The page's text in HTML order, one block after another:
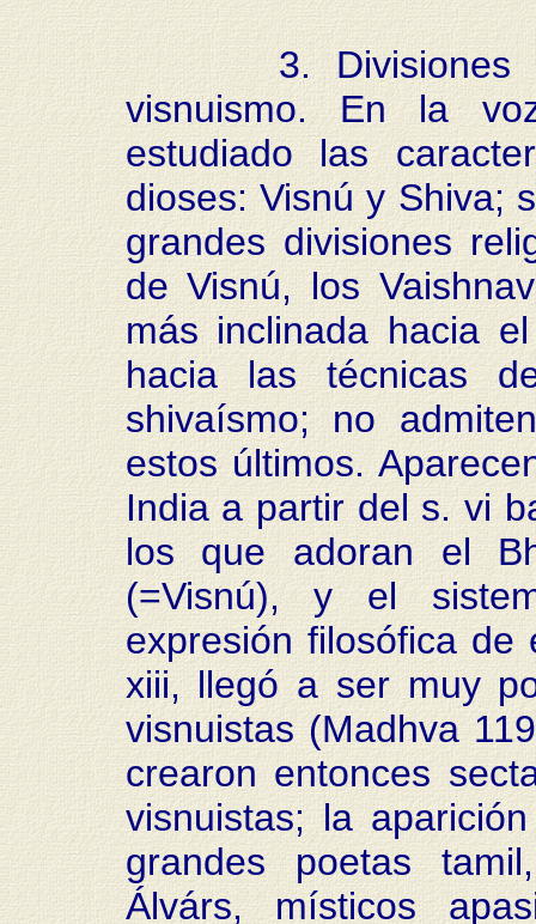
3. Divisiones
visnuismo. En la
estudiado las
dioses: Visnú y Shiva;
grandes divisiones
de Visnú, los
más inclinada hacia
hacia las técnicas
shivaísmo; no
estos últimos.
India a partir del s. vi
los que adoran el
(=Visnú), y el
expresión filosófica
xiii, llegó a ser muy
visnuistas (Madhva
crearon entonces
visnuistas; la
grandes poetas
Álvárs, místicos